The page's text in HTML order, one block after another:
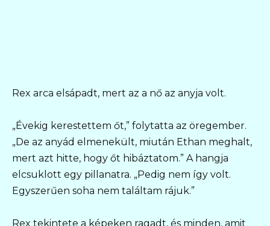
Rex arca elsápadt, mert az a nő az anyja volt.
„Évekig kerestettem őt,” folytatta az öregember.
„De az anyád elmenekült, miután Ethan meghalt,
mert azt hitte, hogy őt hibáztatom.” A hangja
elcsuklott egy pillanatra. „Pedig nem így volt.
Egyszerűen soha nem találtam rájuk.”
Rex tekintete a képeken ragadt, és minden, amit